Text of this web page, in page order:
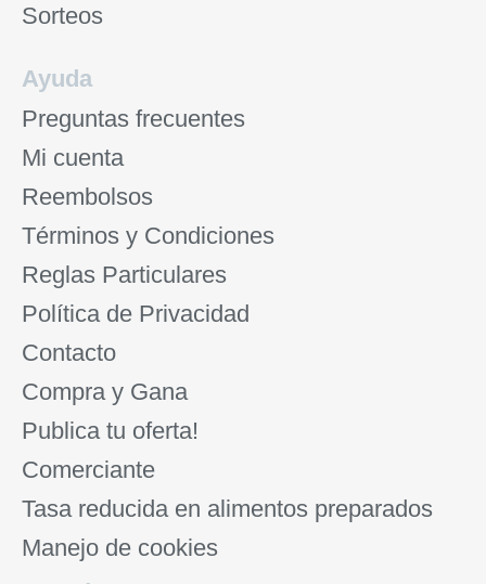
Sorteos
Ayuda
Preguntas frecuentes
Mi cuenta
Reembolsos
Términos y Condiciones
Reglas Particulares
Política de Privacidad
Contacto
Compra y Gana
Publica tu oferta!
Comerciante
Tasa reducida en alimentos preparados
Manejo de cookies